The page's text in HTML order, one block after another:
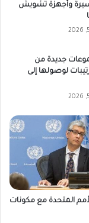
وأجهزة تشويش
جديدة من
لوصولها إلى
المتحدة مع مكونات